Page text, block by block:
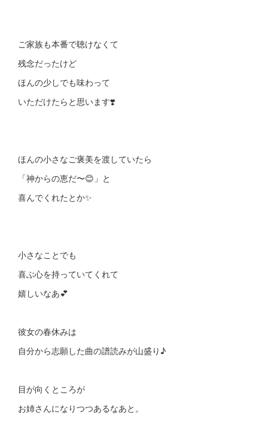
ご家族も本番で聴けなくて
残念だったけど
ほんの少しでも味わって
いただけたらと思います❣️
ほんの小さなご褒美を渡していたら
「神からの恵だ〜😊」と
喜んでくれたとか✨
小さなことでも
喜ぶ心を持っていてくれて
嬉しいなあ💕
彼女の春休みは
自分から志願した曲の譜読みが山盛り♪
目が向くところが
お姉さんになりつつあるなあと。